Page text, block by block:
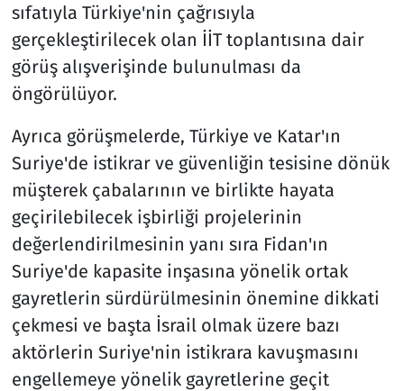
sıfatıyla Türkiye'nin çağrısıyla
gerçekleştirilecek olan İİT toplantısına dair
görüş alışverişinde bulunulması da
öngörülüyor.
Ayrıca görüşmelerde, Türkiye ve Katar'ın
Suriye'de istikrar ve güvenliğin tesisine dönük
müşterek çabalarının ve birlikte hayata
geçirilebilecek işbirliği projelerinin
değerlendirilmesinin yanı sıra Fidan'ın
Suriye'de kapasite inşasına yönelik ortak
gayretlerin sürdürülmesinin önemine dikkati
çekmesi ve başta İsrail olmak üzere bazı
aktörlerin Suriye'nin istikrara kavuşmasını
engellemeye yönelik gayretlerine geçit